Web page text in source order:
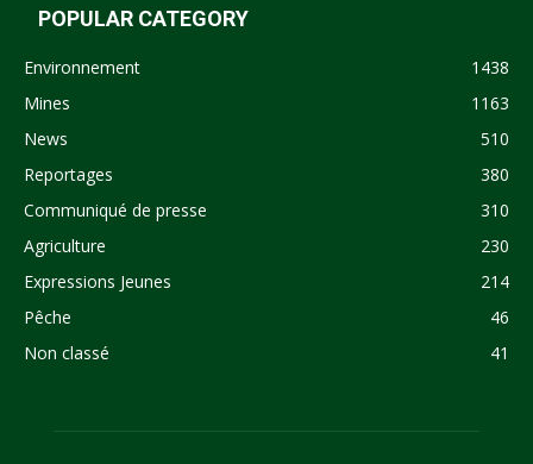
POPULAR CATEGORY
Environnement
1438
Mines
1163
News
510
Reportages
380
Communiqué de presse
310
Agriculture
230
Expressions Jeunes
214
Pêche
46
Non classé
41